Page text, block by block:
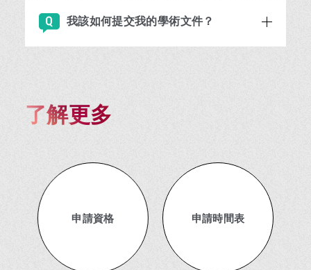
我該如何提交我的學術文件？
了解更多
申請資格 申請時間表